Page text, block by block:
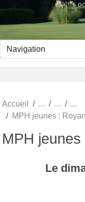
Accueil
MPH jeunes :
MPH
Le
Panneau de gestion